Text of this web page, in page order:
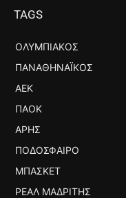
TAGS
ΟΛΥΜΠΙΑΚΌΣ
ΠΑΝΑΘΗΝΑΪΚΌΣ
ΑΕΚ
ΠΑΟΚ
ΆΡΗΣ
ΠΟΔΌΣΦΑΙΡΟ
ΜΠΆΣΚΕΤ
ΡΕΆΛ ΜΑΔΡΊΤΗΣ